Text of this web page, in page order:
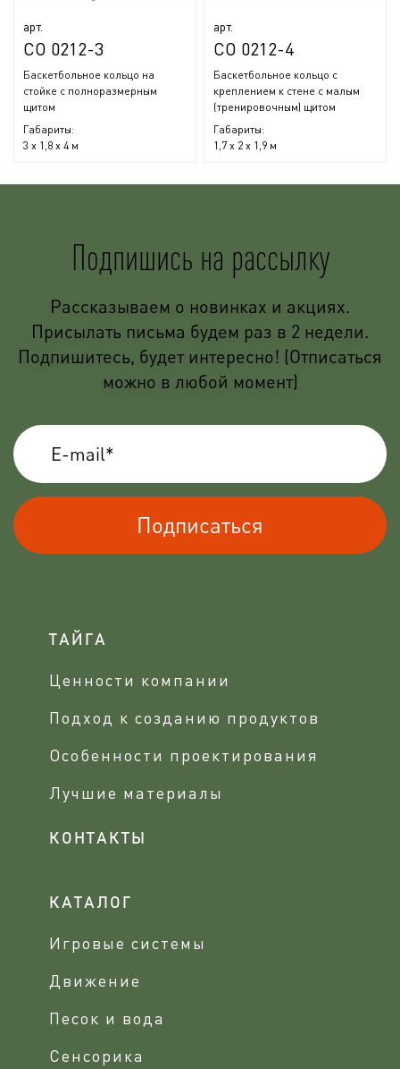
арт.
СО 0212-3
Баскетбольное кольцо на
стойке с полноразмерным
щитом
Габариты:
3 x 1,8 x 4 м
арт.
СО 0212-4
Баскетбольное кольцо с
креплением к стене с малым
(тренировочным) щитом
Габариты:
1,7 х 2 х 1,9 м
Подпишись на рассылку
Рассказываем о новинках и акциях.
Присылать письма будем раз в 2 недели.
Подпишитесь, будет интересно! (Отписаться
можно в любой момент)
Подписаться
ТАЙГА
Ценности компании
Подход к созданию продуктов
Особенности проектирования
Лучшие материалы
КОНТАКТЫ
КАТАЛОГ
Игровые системы
Движение
Песок и вода
Сенсорика